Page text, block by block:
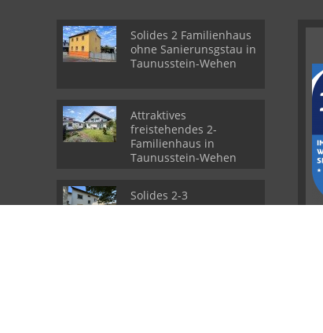
Solides 2 Familienhaus
ohne Sanierunsgstau in
Taunusstein-Wehen
Attraktives
freistehendes 2-
Familienhaus in
Taunusstein-Wehen
Solides 2-3
Familienhaus mit